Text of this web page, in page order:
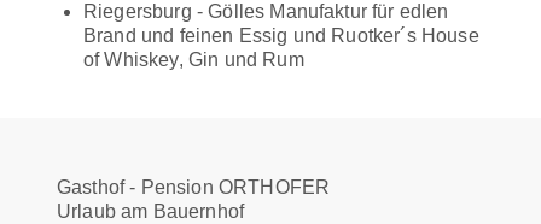
Riegersburg - Gölles Manufaktur für edlen
Brand und feinen Essig und Ruotker´s House
of Whiskey, Gin und Rum
Gasthof - Pension ORTHOFER
Urlaub am Bauernhof